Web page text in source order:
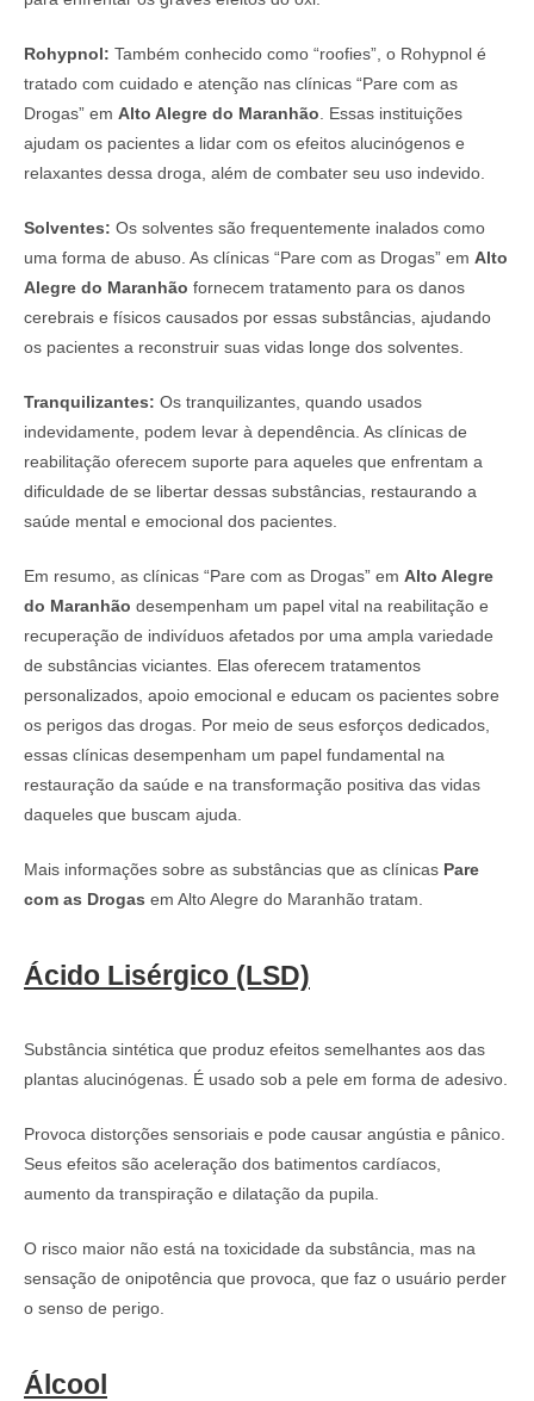
Rohypnol: Também conhecido como “roofies”, o Rohypnol é
tratado com cuidado e atenção nas clínicas “Pare com as
Drogas” em Alto Alegre do Maranhão . Essas instituições
ajudam os pacientes a lidar com os efeitos alucinógenos e
relaxantes dessa droga, além de combater seu uso indevido.
Solventes: Os solventes são frequentemente inalados como
uma forma de abuso. As clínicas “Pare com as Drogas” em Alto
Alegre do Maranhão fornecem tratamento para os danos
cerebrais e físicos causados por essas substâncias, ajudando
os pacientes a reconstruir suas vidas longe dos solventes.
Tranquilizantes: Os tranquilizantes, quando usados
indevidamente, podem levar à dependência. As clínicas de
reabilitação oferecem suporte para aqueles que enfrentam a
dificuldade de se libertar dessas substâncias, restaurando a
saúde mental e emocional dos pacientes.
Em resumo, as clínicas “Pare com as Drogas” em Alto Alegre
do Maranhão desempenham um papel vital na reabilitação e
recuperação de indivíduos afetados por uma ampla variedade
de substâncias viciantes. Elas oferecem tratamentos
personalizados, apoio emocional e educam os pacientes sobre
os perigos das drogas. Por meio de seus esforços dedicados,
essas clínicas desempenham um papel fundamental na
restauração da saúde e na transformação positiva das vidas
daqueles que buscam ajuda.
Mais informações sobre as substâncias que as clínicas Pare
com as Drogas em Alto Alegre do Maranhão tratam.
Ácido Lisérgico (LSD)
Substância sintética que produz efeitos semelhantes aos das
plantas alucinógenas. É usado sob a pele em forma de adesivo.
Provoca distorções sensoriais e pode causar angústia e pânico.
Seus efeitos são aceleração dos batimentos cardíacos,
aumento da transpiração e dilatação da pupila.
O risco maior não está na toxicidade da substância, mas na
sensação de onipotência que provoca, que faz o usuário perder
o senso de perigo.
Álcool